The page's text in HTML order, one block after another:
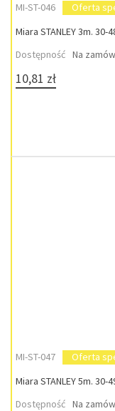
MI-ST-046
Oferta
Miara STANLEY 3m. 30-
Dostępność Na
10,81 zł
MI-ST-047
Oferta
Miara STANLEY 5m. 30-
Dostępność Na